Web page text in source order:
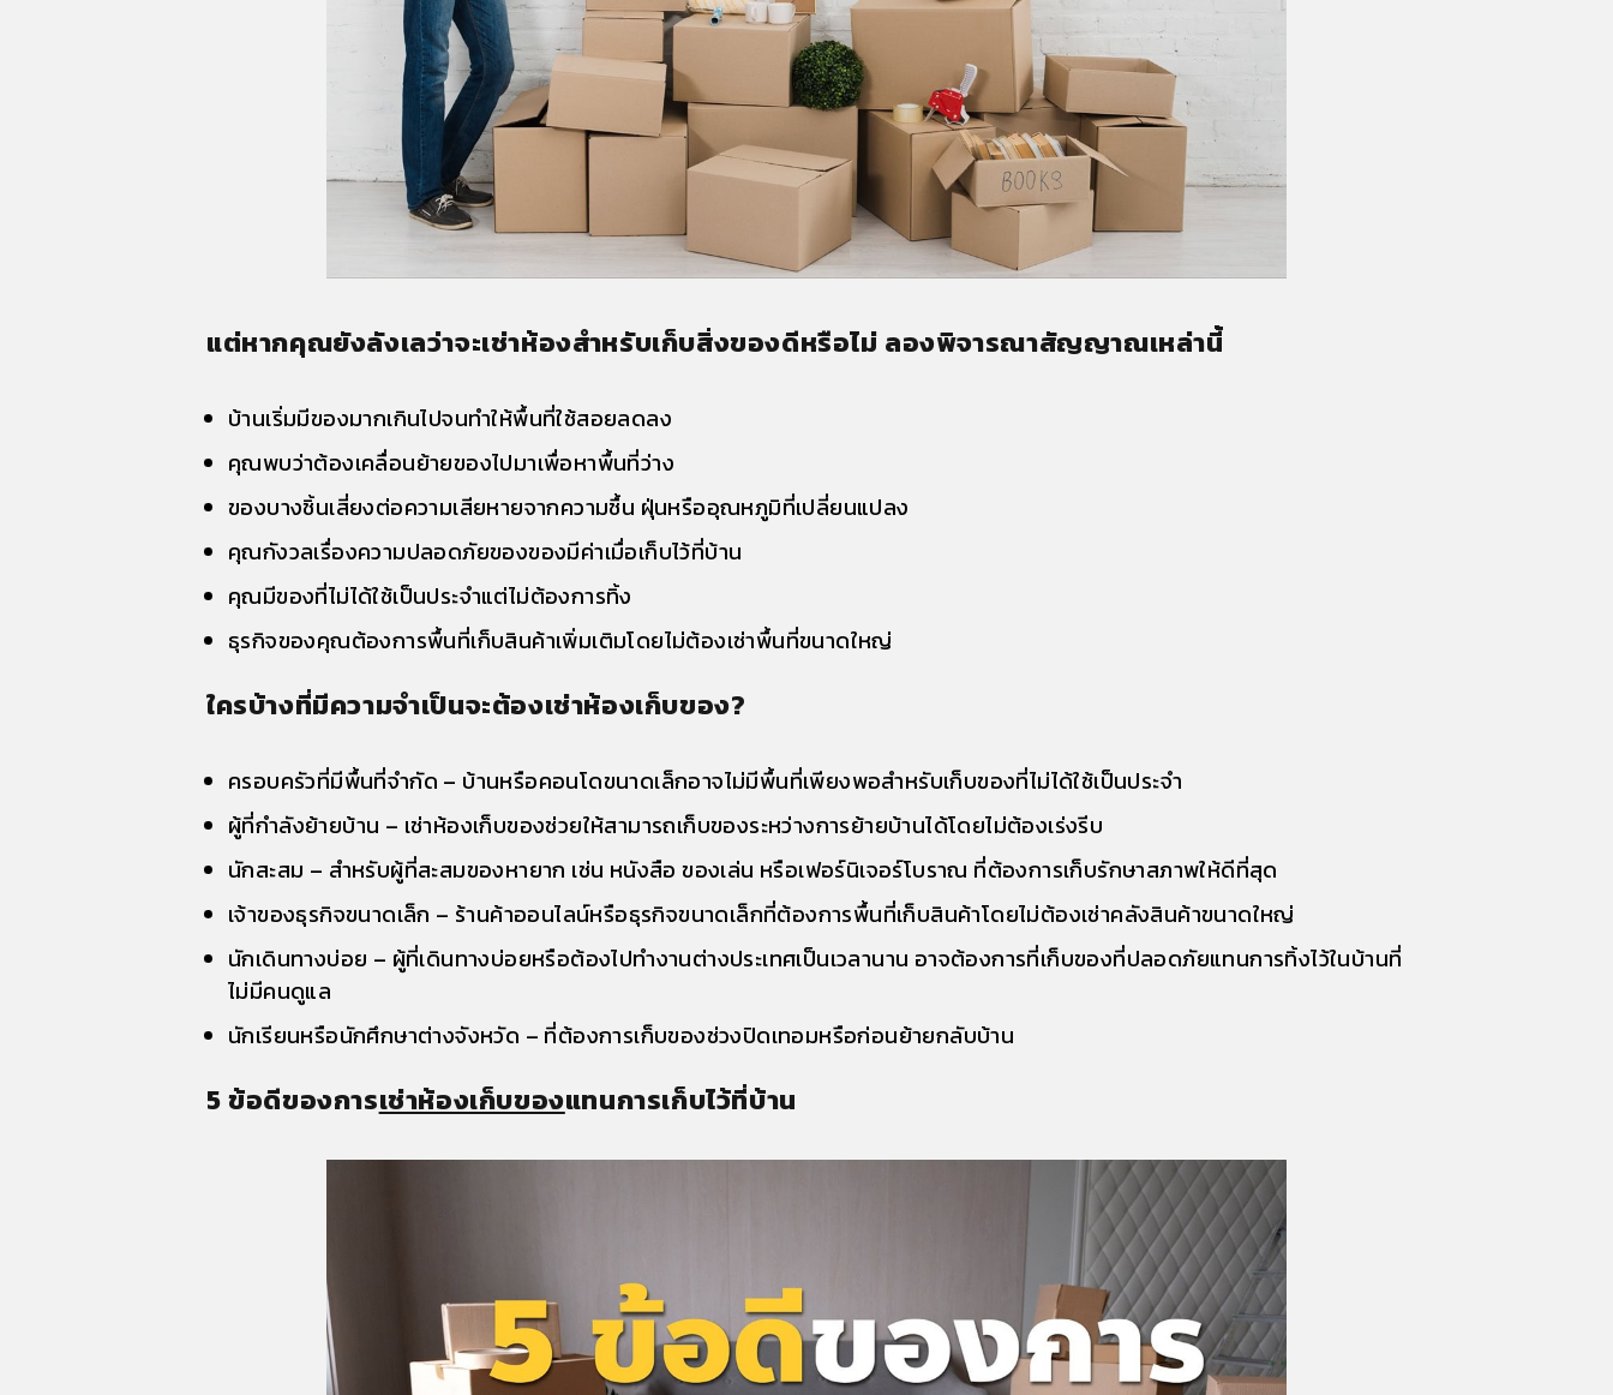
แต่หากคุณยังลังเลว่าจะเช่าห้องสำหรับเก็บสิ่งของดีหรือไม่ ลองพิจารณาสัญญาณเหล่านี้
บ้านเริ่มมีของมากเกินไปจนทำให้พื้นที่ใช้สอยลดลง
คุณพบว่าต้องเคลื่อนย้ายของไปมาเพื่อหาพื้นที่ว่าง
ของบางชิ้นเสี่ยงต่อความเสียหายจากความชื้น ฝุ่นหรืออุณหภูมิที่เปลี่ยนแปลง
คุณกังวลเรื่องความปลอดภัยของของมีค่าเมื่อเก็บไว้ที่บ้าน
คุณมีของที่ไม่ได้ใช้เป็นประจำแต่ไม่ต้องการทิ้ง
ธุรกิจของคุณต้องการพื้นที่เก็บสินค้าเพิ่มเติมโดยไม่ต้องเช่าพื้นที่ขนาดใหญ่
ใครบ้างที่มีความจำเป็นจะต้องเช่าห้องเก็บของ?
ครอบครัวที่มีพื้นที่จำกัด – บ้านหรือคอนโดขนาดเล็กอาจไม่มีพื้นที่เพียงพอสำหรับเก็บของที่ไม่ได้ใช้เป็นประจำ
ผู้ที่กำลังย้ายบ้าน – เช่าห้องเก็บของช่วยให้สามารถเก็บของระหว่างการย้ายบ้านได้โดยไม่ต้องเร่งรีบ
นักสะสม – สำหรับผู้ที่สะสมของหายาก เช่น หนังสือ ของเล่น หรือเฟอร์นิเจอร์โบราณ ที่ต้องการเก็บรักษาสภาพให้ดีที่สุด
เจ้าของธุรกิจขนาดเล็ก – ร้านค้าออนไลน์หรือธุรกิจขนาดเล็กที่ต้องการพื้นที่เก็บสินค้าโดยไม่ต้องเช่าคลังสินค้าขนาดใหญ่
นักเดินทางบ่อย – ผู้ที่เดินทางบ่อยหรือต้องไปทำงานต่างประเทศเป็นเวลานาน อาจต้องการที่เก็บของที่ปลอดภัยแทนการทิ้งไว้ในบ้านที่
ไม่มีคนดูแล
นักเรียนหรือนักศึกษาต่างจังหวัด – ที่ต้องการเก็บของช่วงปิดเทอมหรือก่อนย้ายกลับบ้าน
5 ข้อดีของการเช่าห้องเก็บของแทนการเก็บไว้ที่บ้าน